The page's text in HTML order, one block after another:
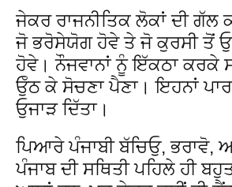
ਜੇਕਰ ਰਾਜਨੀਤਿਕ ਲੋਕਾਂ ਦੀ ਗੱਲ
ਜੋ ਭਰੋਸੇਯੋਗ ਹੋਵੇ ਤੇ ਜੋ ਕੁਰਸੀ ਤੋਂ
ਹੋਵੇ। ਨੌਜਵਾਨਾਂ ਨੂੰ ਇੱਕਠਾ ਕਰਕੇ
ਓੁੱਠ ਕੇ ਸੋਚਣਾ ਪੈਣਾ। ਇਹਨਾਂ
ਓੁਜਾੜ ਦਿੱਤਾ।
ਪਿਆਰੇ ਪੰਜਾਬੀ ਬੱਚਿਓੁ, ਭਰਾਵੋ,
ਪੰਜਾਬ ਦੀ ਸਥਿਤੀ ਪਹਿਲੇ ਹੀ